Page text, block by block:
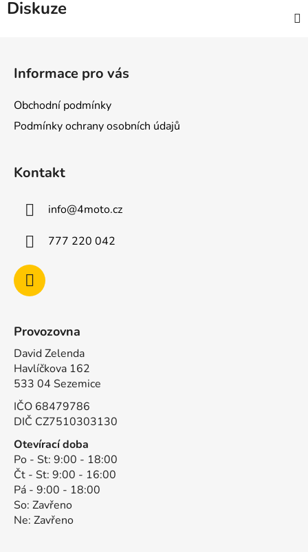
Diskuze
Informace pro vás
Obchodní podmínky
Podmínky ochrany osobních údajů
Kontakt
info@4moto.cz
777 220 042
Provozovna
David Zelenda
Havlíčkova 162
533 04 Sezemice
IČO 68479786
DIČ CZ7510303130
Otevírací doba
Po - St: 9:00 - 18:00
Čt - St: 9:00 - 16:00
Pá - 9:00 - 18:00
So: Zavřeno
Ne: Zavřeno